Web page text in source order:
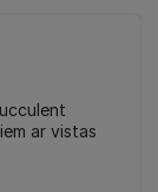
ar vistas